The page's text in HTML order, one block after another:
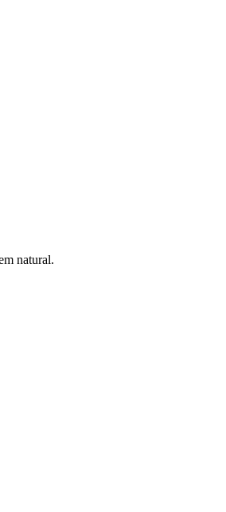
natural.